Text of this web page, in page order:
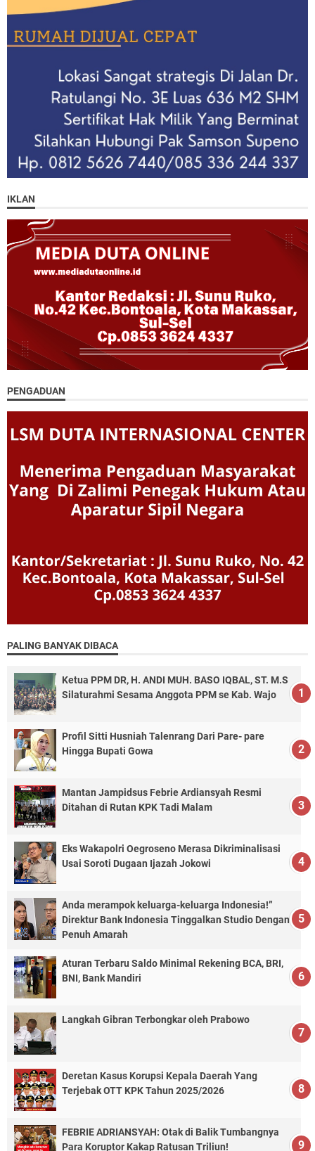
IKLAN
PENGADUAN
PALING BANYAK DIBACA
Ketua PPM DR, H. ANDI MUH. BASO IQBAL, ST. M.S
Silaturahmi Sesama Anggota PPM se Kab. Wajo
Profil Sitti Husniah Talenrang Dari Pare- pare
Hingga Bupati Gowa
Mantan Jampidsus Febrie Ardiansyah Resmi
Ditahan di Rutan KPK Tadi Malam
Eks Wakapolri Oegroseno Merasa Dikriminalisasi
Usai Soroti Dugaan Ijazah Jokowi
Anda merampok keluarga-keluarga Indonesia!”
Direktur Bank Indonesia Tinggalkan Studio Dengan
Penuh Amarah
Aturan Terbaru Saldo Minimal Rekening BCA, BRI,
BNI, Bank Mandiri
Langkah Gibran Terbongkar oleh Prabowo
Deretan Kasus Korupsi Kepala Daerah Yang
Terjebak OTT KPK Tahun 2025/2026
FEBRIE ADRIANSYAH: Otak di Balik Tumbangnya
Para Koruptor Kakap Ratusan Triliun!